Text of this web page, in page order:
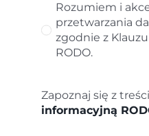
Rozumiem i
przetwarzania
zgodnie z
RODO.
Zapoznaj się z
informacyjną